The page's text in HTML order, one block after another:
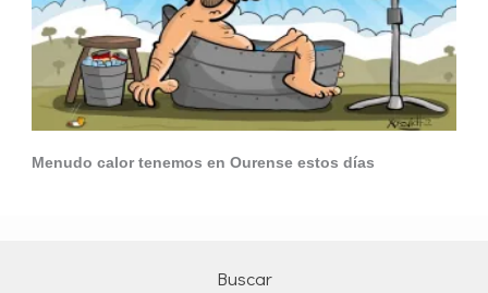
Menudo calor tenemos en Ourense estos días
Buscar